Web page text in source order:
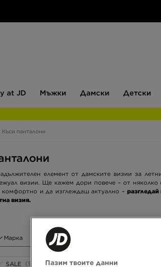
at JD Мъжки Дамски Детски
Къси панталони
елемент от дамските визии за
визии. Ще кажем дори повече – от
и да изглеждаш актуално –
визия.
Марка
SALE (91) Пазим твоите данни